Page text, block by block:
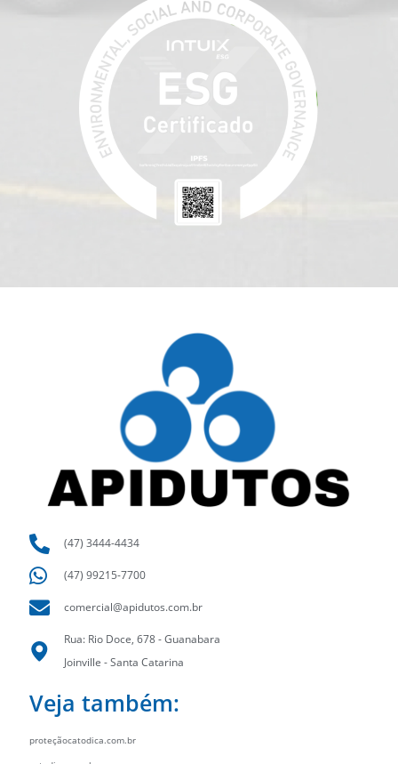
(47) 3444-4434
(47) 99215-7700
comercial@apidutos.com.br
Rua: Rio Doce, 678 - Guanabara
Joinville - Santa Catarina
Veja também:
proteçãocatodica.com.br